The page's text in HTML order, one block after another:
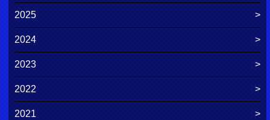
2025
2024
2023
2022
2021